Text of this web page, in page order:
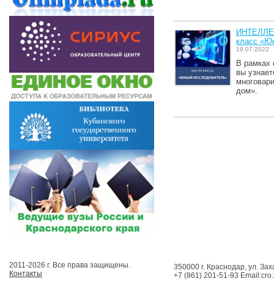
класс
19.07.2022
В рамках
вы
дом».
2011-2026 г. Все права защищены.
Контакты
350000 г. Краснодар, ул.
+7 (861) 201-51-93